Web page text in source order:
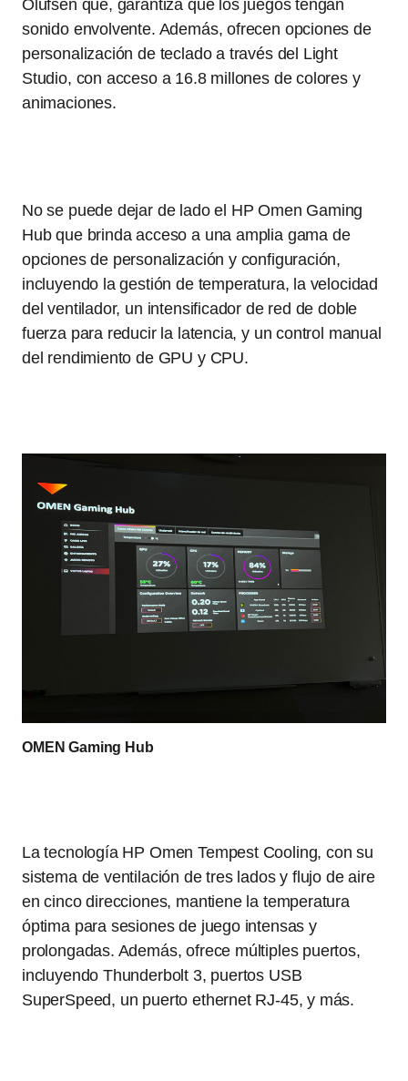
Olufsen que, garantiza que los juegos tengan
sonido envolvente. Además, ofrecen opciones de
personalización de teclado a través del Light
Studio, con acceso a 16.8 millones de colores y
animaciones.
No se puede dejar de lado el HP Omen Gaming
Hub que brinda acceso a una amplia gama de
opciones de personalización y configuración,
incluyendo la gestión de temperatura, la velocidad
del ventilador, un intensificador de red de doble
fuerza para reducir la latencia, y un control manual
del rendimiento de GPU y CPU.
OMEN Gaming Hub
La tecnología HP Omen Tempest Cooling, con su
sistema de ventilación de tres lados y flujo de aire
en cinco direcciones, mantiene la temperatura
óptima para sesiones de juego intensas y
prolongadas. Además, ofrece múltiples puertos,
incluyendo Thunderbolt 3, puertos USB
SuperSpeed, un puerto ethernet RJ-45, y más.